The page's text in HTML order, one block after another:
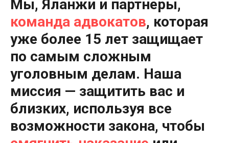
Мы, Яланжи и партнеры,
команда адвокатов, которая
уже более 15 лет защищает
по самым сложным
уголовным делам. Наша
миссия — защитить вас и
близких, используя все
возможности закона, чтобы